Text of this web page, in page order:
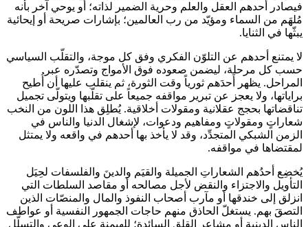
فيصادر أحدهم العقل والعلم وحرية الضمير لذاته؛ أو يوحي آخر بأنه
مُلهَم من السماء ومؤيّد من رب العالمين؛ بإشارات صريحة أو إيحائية
يبثّها في الثنايا.
لا يمتنع أحدهم عن التلوّن الفكري وفق كل موجة، والتقلّب السياسي
حسب كل مرحلة، ليضمن صعوده فوق الأمواج وتصدّره عبر
المراحل. يظهر أَحدَهم ثورياً وقت الثورة، ثم ينقلب عليها أن أُطيح
براياتها، ولا يعجز عن تبرير مواقفه جميعاً على تقلّبها ويتولّى تجميل
تناقضاتها بحجج عقلانية ومقولات أخلاقية. يُطلِق هذا اللون من النخب
شعاراتٍ ومقولاتٍ ومفاهيم ودعوات، لإشغال الدنيا والناس في
الزمن الشبكي المتجدِّد، وقد لا يأخذ بها أحدهم في واقعه ولا يمتثل
لمقتضاها في مواقفه.
يُخضِع أحدُهم الشعاراتِ الجميلة والقيَم والدينَ والفلسفات لحِيَل
التأويل والاجتزاء والنقض لأجل مصالحه أو مقاصد السلطات التي
انزلق إلى خندقها أو مآرب أصحاب النفوذ والمال والمنصّات الذين
التصقَ بهم. ‏يستغلّ الحاذق منهم حاجات الجمهور النفسية أو عواطف
الناس الدينية أو مشاعر القلق السائدة؛ للهيمنة على الوعي والتسلّل